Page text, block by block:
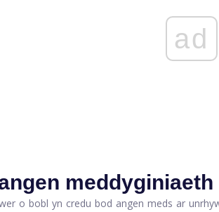
ad
o bobl yn credu bod angen meds ar